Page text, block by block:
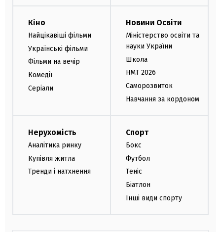
Кіно
Найцікавіші фільми
Українські фільми
Фільми на вечір
Комедії
Серіали
Новини Освіти
Міністерство освіти та
науки України
Школа
НМТ 2026
Саморозвиток
Навчання за кордоном
Нерухомість
Аналітика ринку
Купівля житла
Тренди і натхнення
Спорт
Бокс
Футбол
Теніс
Біатлон
Інші види спорту